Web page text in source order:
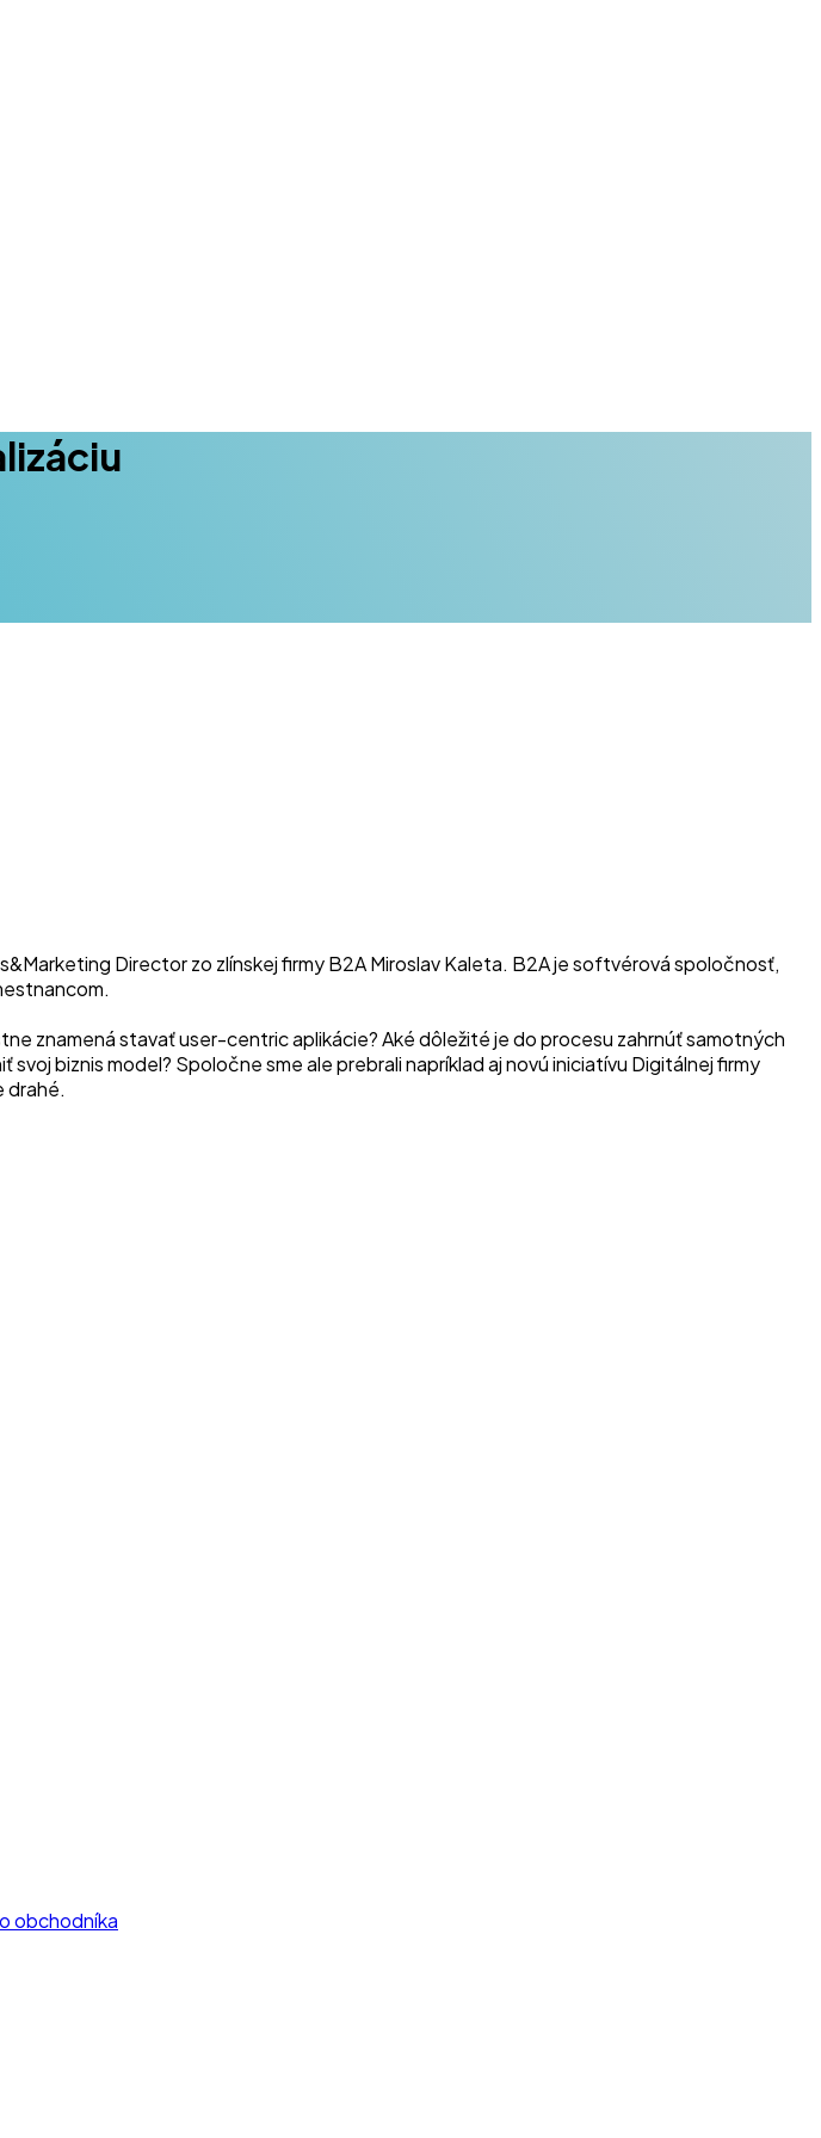
Director zo zlínskej firmy B2A Miroslav Kaleta. B2A je softvérová spoločnosť,
znamená stavať user-centric aplikácie? Aké dôležité je do procesu zahrnúť samotných
biznis model? Spoločne sme ale prebrali napríklad aj novú iniciatívu Digitálnej firmy
drahé.
obchodníka